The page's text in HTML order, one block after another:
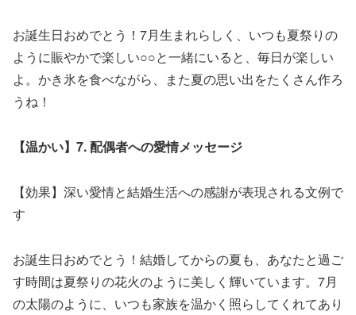
お誕生日おめでとう！7月生まれらしく、いつも夏祭りの
ように賑やかで楽しい○○と一緒にいると、毎日が楽しい
よ。かき氷を食べながら、また夏の思い出をたくさん作ろ
うね！
【温かい】7. 配偶者への愛情メッセージ
【効果】深い愛情と結婚生活への感謝が表現される文例で
す
お誕生日おめでとう！結婚してからの夏も、あなたと過ご
す時間は夏祭りの花火のように美しく輝いています。7月
の太陽のように、いつも家族を温かく照らしてくれてあり